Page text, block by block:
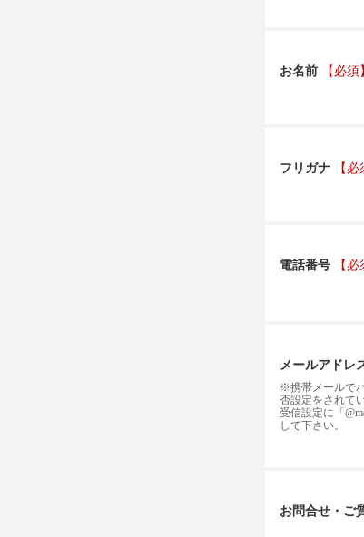
お名前 【必須】
フリガナ 【必
電話番号 【必
メールアドレ
※携帯メールで
否設定をされて
受信設定に「
して下さい。
お問合せ・ご